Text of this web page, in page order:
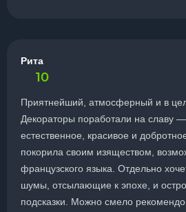
Рита
10
Приятнейший, атмосферный и в
Декораторы поработали на славу
естественное, красивое и
покорила своим изяществом,
французского языка. Отдельно
шумы, отсылающие к эпохе, и
подсказки. Можно смело